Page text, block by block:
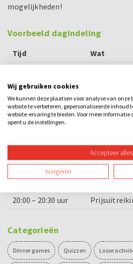
mogelijkheden!
Voorbeeld dagindeling
Tijd
Wat
17:10 – 17:40 uur
17:40 – 18:00 uur
18:00 – 18:30 uur
18:30 – 19:00 uur
19:00 – 19:30 uur
Ronde 3
19:30 – 20:00 uur
Nagerecht
20:00 – 20:30 uur
Categorieën
Dinner games Quizzen Losse
Wij gebruiken cookies
We kunnen deze plaatsen voor analyse van onze
website te verbeteren, gepersonaliseerde inhoud
website-ervaring te bieden. Voor meer informatie
opent u de instellingen.
Accepteer alles
Weigeren